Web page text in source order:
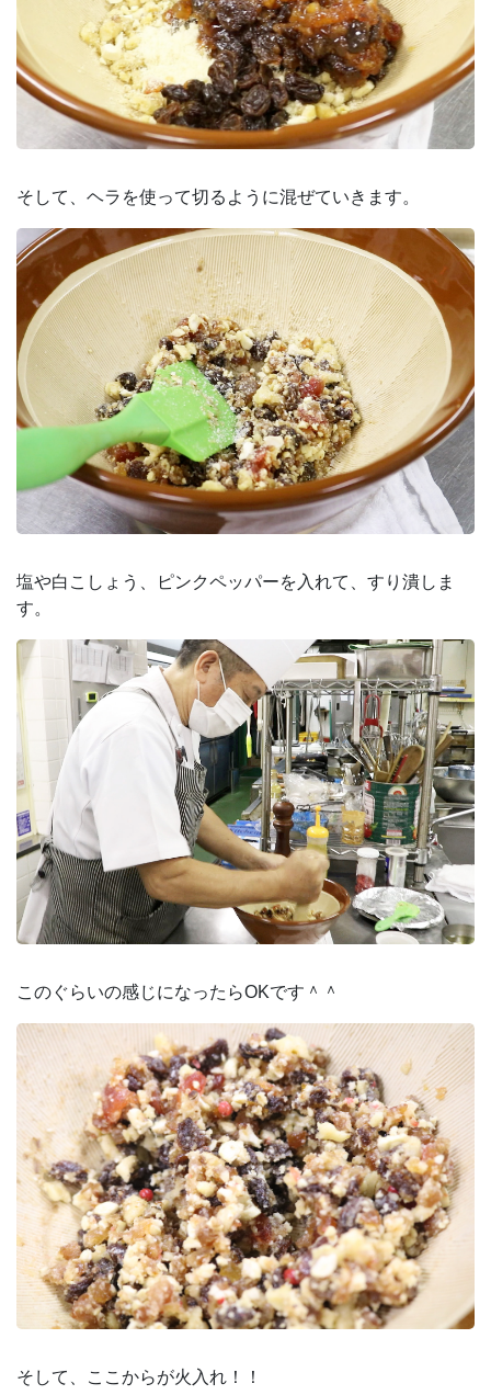
そして、ヘラを使って切るように混ぜていきます。
塩や白こしょう、ピンクペッパーを入れて、すり潰しま
す。
このぐらいの感じになったらOKです＾＾
そして、ここからが火入れ！！